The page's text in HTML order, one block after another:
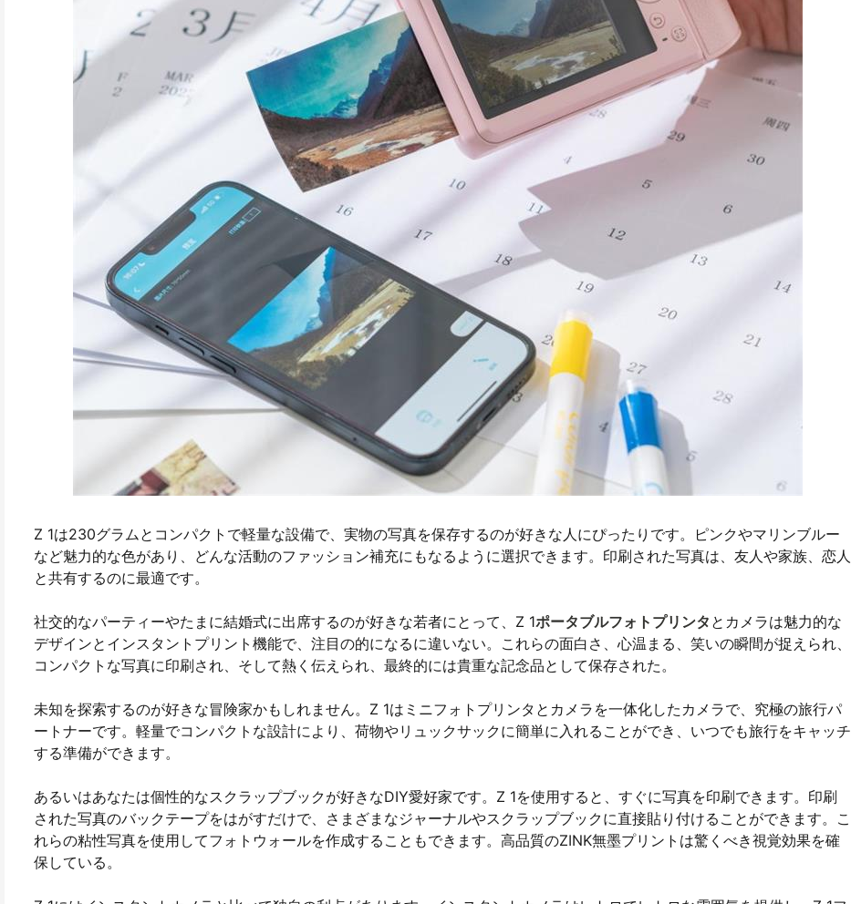
Z 1は230グラムとコンパクトで軽量な設備で、実物の写真を保存するのが好きな人にぴったりです。ピンクやマリンブルー
など魅力的な色があり、どんな活動のファッション補充にもなるように選択できます。印刷された写真は、友人や家族、恋人
と共有するのに最適です。
社交的なパーティーやたまに結婚式に出席するのが好きな若者にとって、Z 1ポータブルフォトプリンタ とカメラは魅力的な
デザインとインスタントプリント機能で、注目の的になるに違いない。これらの面白さ、心温まる、笑いの瞬間が捉えられ、
コンパクトな写真に印刷され、そして熱く伝えられ、最終的には貴重な記念品として保存された。
未知を探索するのが好きな冒険家かもしれません。Z 1はミニフォトプリンタとカメラを一体化したカメラで、究極の旅行パ
ートナーです。軽量でコンパクトな設計により、荷物やリュックサックに簡単に入れることができ、いつでも旅行をキャッチ
する準備ができます。
あるいはあなたは個性的なスクラップブックが好きなDIY愛好家です。Z 1を使用すると、すぐに写真を印刷できます。印刷
された写真のバックテープをはがすだけで、さまざまなジャーナルやスクラップブックに直接貼り付けることができます。こ
れらの粘性写真を使用してフォトウォールを作成することもできます。高品質のZINK無墨プリントは驚くべき視覚効果を確
保している。